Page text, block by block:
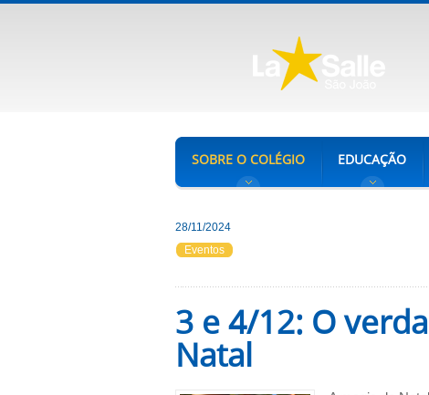
SOBRE O COLÉGIO EDUCAÇÃO
28/11/2024
Eventos
3 e 4/12: O
Natal